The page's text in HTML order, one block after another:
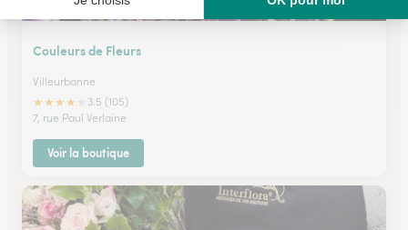
Couleurs de Fleurs
Villeurbanne
★★★★
3.5 (105)
7, rue Paul Verlaine
Voir la boutique